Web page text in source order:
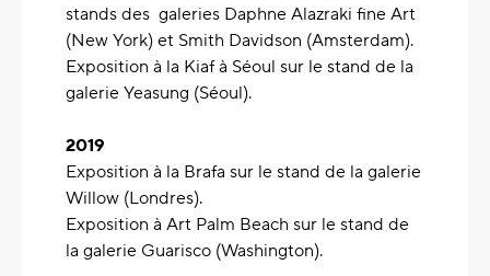
stands des galeries Daphne Alazraki fine Art
(New York) et Smith Davidson (Amsterdam).
Exposition à la Kiaf à Séoul sur le stand de la
galerie Yeasung (Séoul).
2019
Exposition à la Brafa sur le stand de la galerie
Willow (Londres).
Exposition à Art Palm Beach sur le stand de
la galerie Guarisco (Washington).